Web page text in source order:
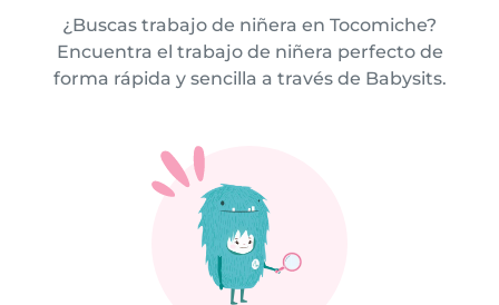
¿Buscas trabajo de niñera en Tocomiche?
Encuentra el trabajo de niñera perfecto de
forma rápida y sencilla a través de Babysits.